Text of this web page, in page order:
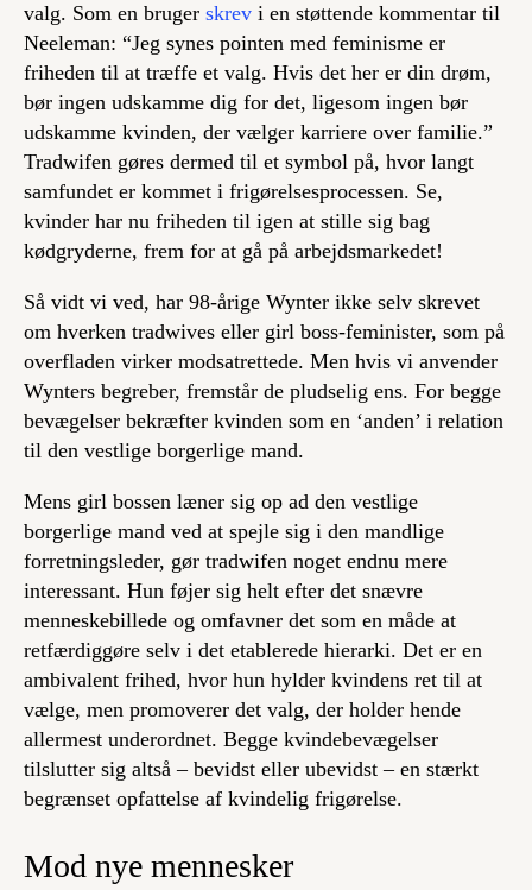
valg. Som en bruger skrev i en støttende kommentar til
Neeleman: “Jeg synes pointen med feminisme er
friheden til at træffe et valg. Hvis det her er din drøm,
bør ingen udskamme dig for det, ligesom ingen bør
udskamme kvinden, der vælger karriere over familie.”
Tradwifen gøres dermed til et symbol på, hvor langt
samfundet er kommet i frigørelsesprocessen. Se,
kvinder har nu friheden til igen at stille sig bag
kødgryderne, frem for at gå på arbejdsmarkedet!
Så vidt vi ved, har 98-årige Wynter ikke selv skrevet
om hverken tradwives eller girl boss-feminister, som på
overfladen virker modsatrettede. Men hvis vi anvender
Wynters begreber, fremstår de pludselig ens. For begge
bevægelser bekræfter kvinden som en ‘anden’ i relation
til den vestlige borgerlige mand.
Mens girl bossen læner sig op ad den vestlige
borgerlige mand ved at spejle sig i den mandlige
forretningsleder, gør tradwifen noget endnu mere
interessant. Hun føjer sig helt efter det snævre
menneskebillede og omfavner det som en måde at
retfærdiggøre selv i det etablerede hierarki. Det er en
ambivalent frihed, hvor hun hylder kvindens ret til at
vælge, men promoverer det valg, der holder hende
allermest underordnet. Begge kvindebevægelser
tilslutter sig altså – bevidst eller ubevidst – en stærkt
begrænset opfattelse af kvindelig frigørelse.
Mod nye mennesker